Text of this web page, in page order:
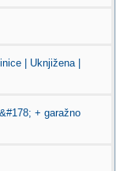
| Uknjižena |
+ garažno